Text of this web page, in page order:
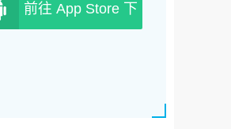
前往 App Store 下